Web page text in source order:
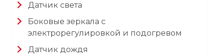
Датчик света
Боковые зеркала с
электрорегулировкой и подогревом
Датчик дождя